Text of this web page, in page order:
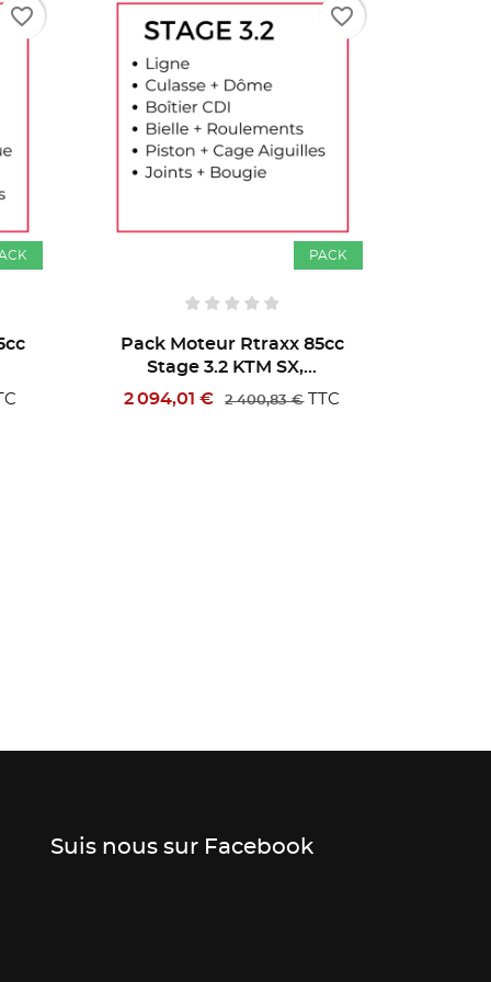
favorite_border
PACK
Pack Moteur Rtraxx 85cc
Stage 1.1 KTM SX,...
631,60 €
734,00 €TTC
favorite_border
Suis nous sur Facebook